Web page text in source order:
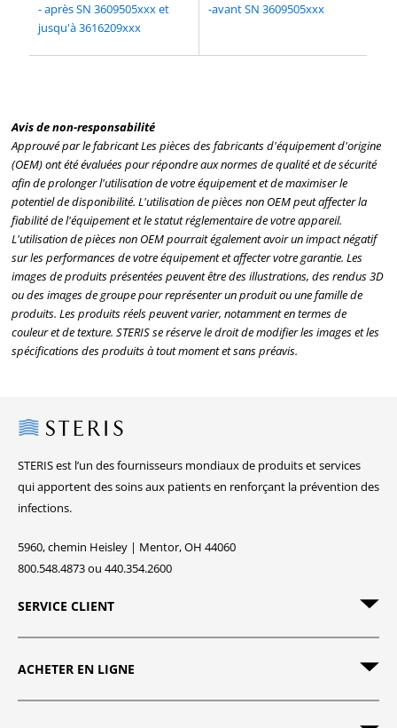
- après SN 3609505xxx et
jusqu'à 3616209xxx
-avant SN 3609505xxx
Avis de non-responsabilité
Approuvé par le fabricant Les pièces des fabricants d'équipement d'origine
(OEM) ont été évaluées pour répondre aux normes de qualité et de sécurité
afin de prolonger l'utilisation de votre équipement et de maximiser le
potentiel de disponibilité. L'utilisation de pièces non OEM peut affecter la
fiabilité de l'équipement et le statut réglementaire de votre appareil.
L'utilisation de pièces non OEM pourrait également avoir un impact négatif
sur les performances de votre équipement et affecter votre garantie. Les
images de produits présentées peuvent être des illustrations, des rendus 3D
ou des images de groupe pour représenter un produit ou une famille de
produits. Les produits réels peuvent varier, notamment en termes de
couleur et de texture. STERIS se réserve le droit de modifier les images et les
spécifications des produits à tout moment et sans préavis.
Steris
STERIS est l’un des fournisseurs mondiaux de produits et services
qui apportent des soins aux patients en renforçant la prévention des
infections.
5960, chemin Heisley | Mentor, OH 44060
800.548.4873 ou 440.354.2600
SERVICE CLIENT
ACHETER EN LIGNE